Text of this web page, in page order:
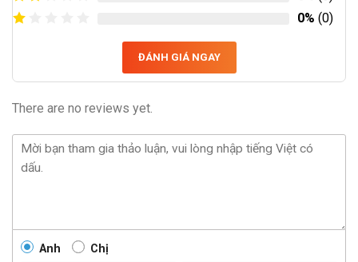
0% (0)
ĐÁNH GIÁ NGAY
There are no reviews yet.
Anh Chị